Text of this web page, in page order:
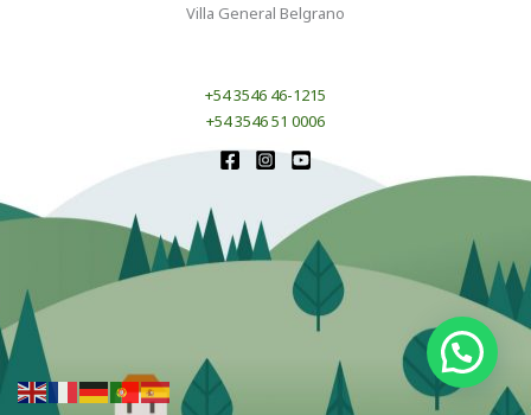
Villa General Belgrano
+54 3546 46-1215
+54 3546 51 0006